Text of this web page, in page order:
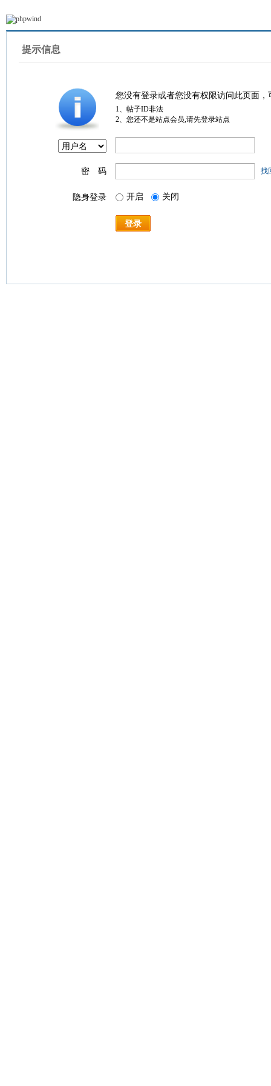
提示信息
您没有登录或者您没有权限访问此页面
1、帖子ID非法
2、您还不是站点会员,请先登录站点
密 码 找
隐身登录 开启 关闭
登录